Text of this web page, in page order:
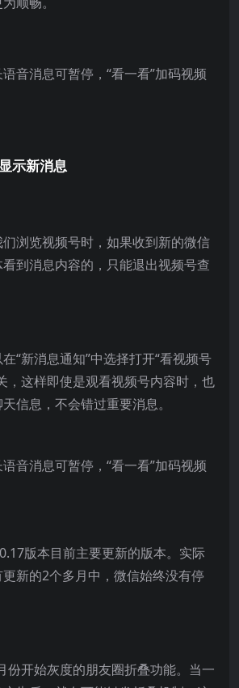
示新消息
浏览视频号时，如果收到新的微信
到消息内容的，只能退出视频号查
“新消息通知”中选择打开“看视频号
，这样即使是观看视频号内容时，也
信息，不会错过重要消息。
版本目前主要更新的版本。实际
新的2个多月中，微信始终没有停
份开始灰度的朋友圈折叠功能。当一